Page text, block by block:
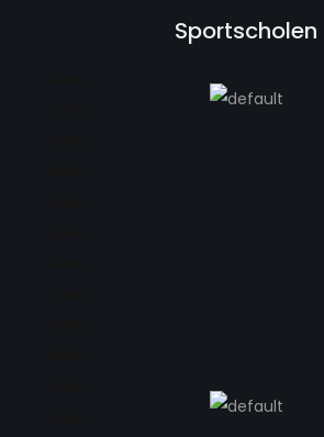
Sportscholen